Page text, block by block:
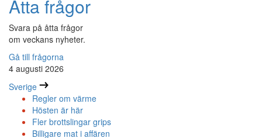
Åtta frågor
Svara på åtta frågor
om veckans nyheter.
Gå till frågorna
4 augusti 2026
Sverige
Regler om värme
Hösten är här
Fler brottslingar grips
Billigare mat i affären